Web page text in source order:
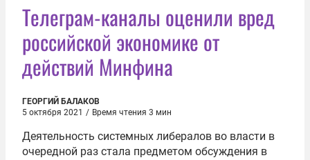
Телеграм-каналы оценили вред
российской экономике от
действий Минфина
ГЕОРГИЙ БАЛАКОВ
5 октября 2021 / Время чтения 3 мин
Деятельность системных либералов во власти в
очередной раз стала предметом обсуждения в